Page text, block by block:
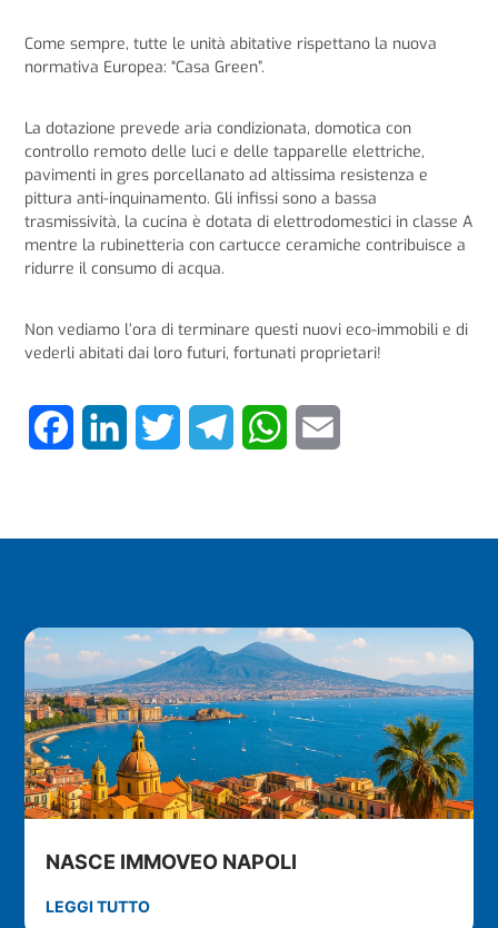
Come sempre, tutte le unità abitative rispettano la nuova
normativa Europea: “Casa Green”.
La dotazione prevede aria condizionata, domotica con
controllo remoto delle luci e delle tapparelle elettriche,
pavimenti in gres porcellanato ad altissima resistenza e
pittura anti-inquinamento. Gli infissi sono a bassa
trasmissività, la cucina è dotata di elettrodomestici in classe A
mentre la rubinetteria con cartucce ceramiche contribuisce a
ridurre il consumo di acqua.
Non vediamo l’ora di terminare questi nuovi eco-immobili e di
vederli abitati dai loro futuri, fortunati proprietari!
FacebookLinkedIn Twitter TelegramWhatsApp
NASCE IMMOVEO NAPOLI
LEGGI TUTTO